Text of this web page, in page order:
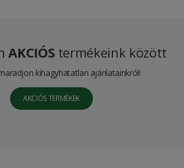
AKCIÓStermékeink között
kihagyhatatlan ajánlatainkról!
AKCIÓS TERMÉKEK